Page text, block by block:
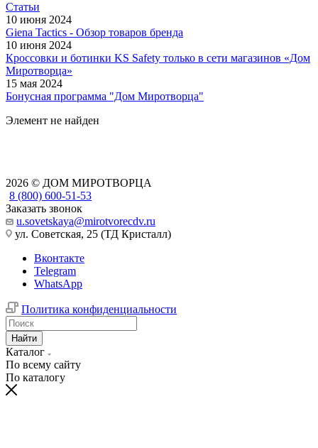
Статьи
10 июня 2024
Giena Tactics - Обзор товаров бренда
10 июня 2024
Кроссовки и ботинки KS Safety только в сети магазинов «Дом
Миротворца»
15 мая 2024
Бонусная программа "Дом Миротворца"
Элемент не найден
2026 © ДОМ МИРОТВОРЦА
8 (800) 600-51-53
Заказать звонок
u.sovetskaya@mirotvorecdv.ru
ул. Советская, 25 (ТД Кристалл)
Вконтакте
Telegram
WhatsApp
Политика конфиденциальности
Найти
Каталог
По всему сайту
По каталогу